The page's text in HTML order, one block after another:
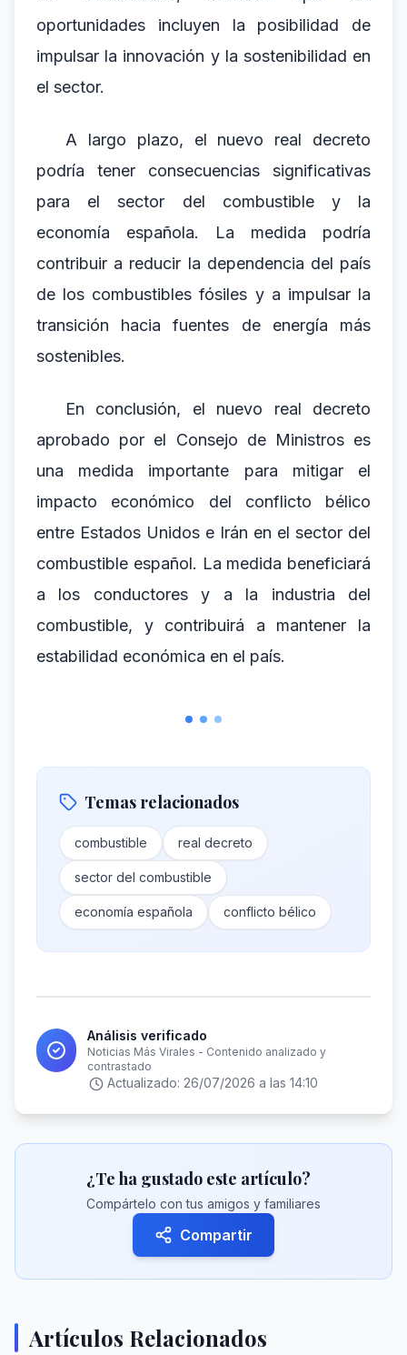
oportunidades incluyen la posibilidad de
impulsar la innovación y la sostenibilidad en
el sector.
A largo plazo, el nuevo real decreto
podría tener consecuencias significativas
para el sector del combustible y la
economía española. La medida podría
contribuir a reducir la dependencia del país
de los combustibles fósiles y a impulsar la
transición hacia fuentes de energía más
sostenibles.
En conclusión, el nuevo real decreto
aprobado por el Consejo de Ministros es
una medida importante para mitigar el
impacto económico del conflicto bélico
entre Estados Unidos e Irán en el sector del
combustible español. La medida beneficiará
a los conductores y a la industria del
combustible, y contribuirá a mantener la
estabilidad económica en el país.
Temas relacionados
combustible real decreto
sector del combustible
economía española conflicto bélico
Análisis verificado
Noticias Más Virales - Contenido analizado y
contrastado
Actualizado: 26/07/2026 a las 14:10
¿Te ha gustado este artículo?
Compártelo con tus amigos y familiares
Compartir
Artículos Relacionados